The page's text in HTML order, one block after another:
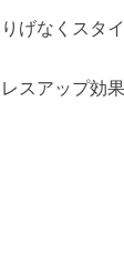
げなくスタ
スアップ効